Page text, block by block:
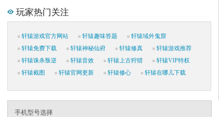
玩家热门关注
轩辕游戏官方网站 轩辕趣味答题
轩辕域外鬼窟
轩辕免费下载
轩辕神秘仙府 轩辕修真
轩辕游戏推荐
轩辕诛杀叛逆
轩辕音效 轩辕上古狩猎
轩辕VIP特权
轩辕截图
轩辕官网更新 轩辕修心 轩辕在哪儿下载
手机型号选择